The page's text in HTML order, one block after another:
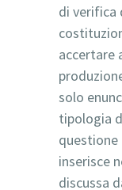
di verifica
accertare
solo
tipologia
inserisce
discussa